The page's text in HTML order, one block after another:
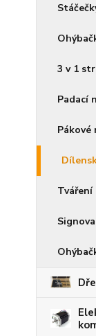
3 v 1
Padací
Pákové
Tváření